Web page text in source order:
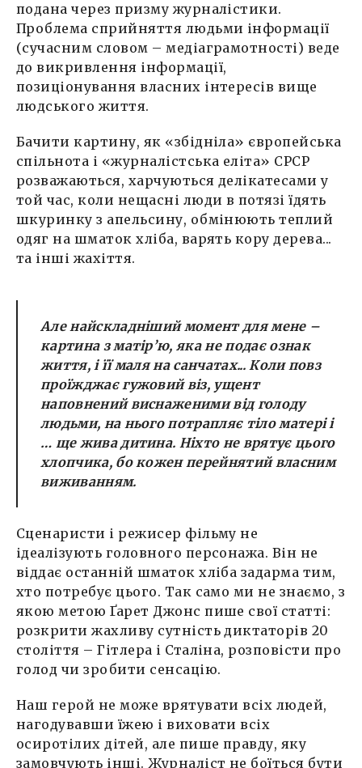
подана через призму журналістики.
Проблема сприйняття людьми інформації
(сучасним словом – медіаграмотності) веде
до викривлення інформації,
позиціонування власних інтересів вище
людського життя.
Бачити картину, як «збідніла» європейська
спільнота і «журналістська еліта» СРСР
розважаються, харчуються делікатесами у
той час, коли нещасні люди в потязі їдять
шкуринку з апельсину, обмінюють теплий
одяг на шматок хліба, варять кору дерева...
та інші жахіття.
Але найскладніший момент для мене –
картина з матір’ю, яка не подає ознак
життя, і її маля на санчатах... Коли повз
проїжджає гужовий віз, ущент
наповнений виснаженими від голоду
людьми, на нього потрапляє тіло матері і
… ще жива дитина. Ніхто не врятує цього
хлопчика, бо кожен перейнятий власним
виживанням.
Сценаристи і режисер фільму не
ідеалізують головного персонажа. Він не
віддає останній шматок хліба задарма тим,
хто потребує цього. Так само ми не знаємо, з
якою метою Ґарет Джонс пише свої статті:
розкрити жахливу сутність диктаторів 20
століття – Гітлера і Сталіна, розповісти про
голод чи зробити сенсацію.
Наш герой не може врятувати всіх людей,
нагодувавши їжею і виховати всіх
осиротілих дітей, але пише правду, яку
замовчують інші. Журналіст не боїться бути